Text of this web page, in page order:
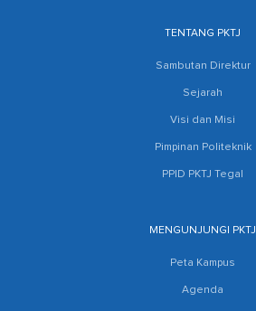
TENTANG PKTJ
Sambutan Direktur
Sejarah
Visi dan Misi
Pimpinan Politeknik
PPID PKTJ Tegal
MENGUNJUNGI PKTJ
Peta Kampus
Agenda